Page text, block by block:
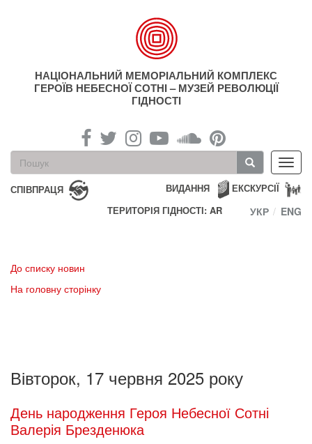
НАЦІОНАЛЬНИЙ МЕМОРІАЛЬНИЙ КОМПЛЕКС
ГЕРОЇВ НЕБЕСНОЇ СОТНІ – МУЗЕЙ РЕВОЛЮЦІЇ
ГІДНОСТІ
Пошукова
форма
Пошук
СПІВПРАЦЯ ЕКСКУРСІЇ
ВИДАННЯ
ТЕРИТОРІЯ ГІДНОСТІ: AR
УКР ENG
До списку новин
На головну сторінку
Вівторок, 17 червня 2025 року
День народження Героя Небесної Сотні
Валерія Брезденюка